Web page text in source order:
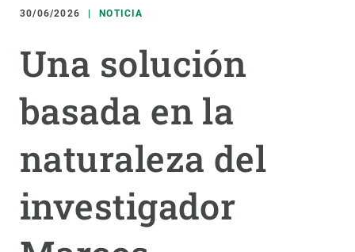
30/06/2026 NOTICIA
Una solución
basada en la
naturaleza del
investigador
Responsive
menu
INVESTIGACIÓN
CIENCIA EN ACCIÓN
NOTICIAS Y AGENDA